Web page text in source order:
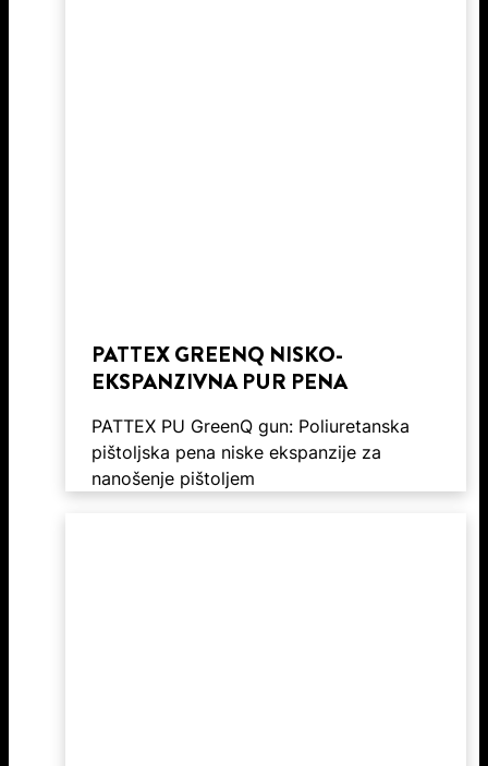
PATTEX GREENQ NISKO-
EKSPANZIVNA PUR PENA
PATTEX PU GreenQ gun: Poliuretanska
pištoljska pena niske ekspanzije za
nanošenje pištoljem